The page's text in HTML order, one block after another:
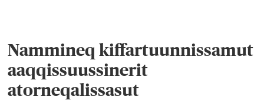
Nammineq kiffartuunnissamut
aaqqissuussinerit
atorneqalissasut